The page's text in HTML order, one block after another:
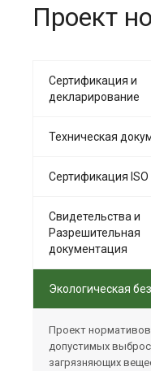
Проект
Сертификация и
декларирование
Техническая
Сертификация ISO
Свидетельства и
Разрешительная
документация
Экологическая
Проект
допустимых
загрязняющих